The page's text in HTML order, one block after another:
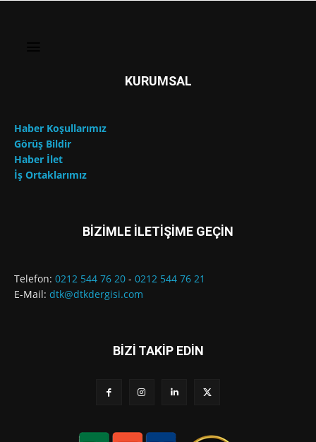
KURUMSAL
Haber Koşullarımız
Görüş Bildir
Haber İlet
İş Ortaklarımız
BİZİMLE İLETİŞİME GEÇİN
Telefon: 0212 544 76 20 - 0212 544 76 21
E-Mail: dtk@dtkdergisi.com
BİZİ TAKİP EDİN